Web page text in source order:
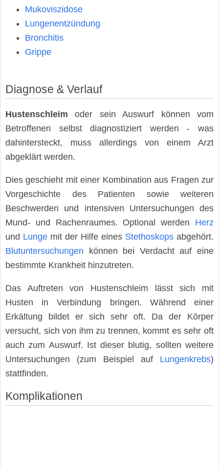
Mukoviszidose
Lungenentzündung
Bronchitis
Grippe
Diagnose & Verlauf
Hustenschleim oder sein Auswurf können vom
Betroffenen selbst diagnostiziert werden - was
dahintersteckt, muss allerdings von einem Arzt
abgeklärt werden.
Dies geschieht mit einer Kombination aus Fragen zur
Vorgeschichte des Patienten sowie weiteren
Beschwerden und intensiven Untersuchungen des
Mund- und Rachenraumes. Optional werden Herz
und Lunge mit der Hilfe eines Stethoskops abgehört.
Blutuntersuchungen können bei Verdacht auf eine
bestimmte Krankheit hinzutreten.
Das Auftreten von Hustenschleim lässt sich mit
Husten in Verbindung bringen. Während einer
Erkältung bildet er sich sehr oft. Da der Körper
versucht, sich von ihm zu trennen, kommt es sehr oft
auch zum Auswurf. Ist dieser blutig, sollten weitere
Untersuchungen (zum Beispiel auf Lungenkrebs)
stattfinden.
Komplikationen